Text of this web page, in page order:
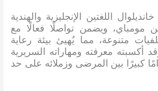
اللغتين الإنجليزية والهندية
مومباي، ويضمن تواصلًا فعالًا مع
متنوعة، مما يُهيئ بيئة رعاية
أكسبته معرفته ومهاراته السريرية
كبيرًا بين المرضى وزملائه على حد